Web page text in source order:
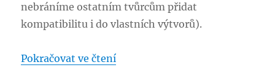
nebráníme ostatním tvůrcům přidat
kompatibilitu i do vlastních výtvorů).
Pokračovat ve čtení„Světelné stahovačky pro